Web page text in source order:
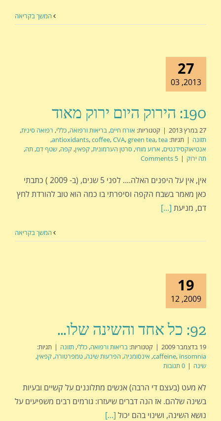
המשך בקריאה
27
2013, 03
190: הירוק היום ירוק מאוד
27 במרץ 2013 | קטגוריות: אורח חיים, בריאות ורפואה, כללי, רפואה סינית,
תזונה | תגיות: antioxidants,coffee,CVA,green tea,tea
,
אנטיאוקסידנטים, ארוע מוחי, סרטן הערמונית, קפאין, קפה, שטף דם, תה,
תה ירוק |
5 Comments
אין, אין על היפנים האלה.... לפני 5 שנים, (ב- 2009 ) כתבתי
כאן מאמר בשבח הקפה וסיפרתי בו כמה הוא טוב להורדת לחץ
דם, מניעת [...]
המשך בקריאה
19
2009, 12
92: כל אחד והשינה שלו…
19 בדצמבר 2009 | קטגוריות: בריאות ורפואה, כללי, תזונה | תגיות:
caffeine, insomnia
, אינסומניה, הפרעות שינה, טמפרטורה, קפאין,
שינה | 0 תגובות
לא מעט (בעצם די הרבה) אנשים מתלוננים על קשיים ובעיות
בשינה שלהם. אז הנה דברים שיעזרו: גורמים רבים משפיעים על
נושא השינה, ושינוי בהם יכול [...]